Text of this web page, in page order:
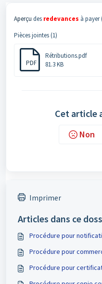
Aperçu des redevances à payer
Pièces jointes (1)
PDF
Rétributions.pdf
81.3 KB
Cet article
Non
Imprimer
Articles dans ce
Procédure pour
Procédure pour
Procédure pour